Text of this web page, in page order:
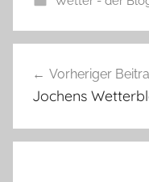
Vorheriger
Jochens